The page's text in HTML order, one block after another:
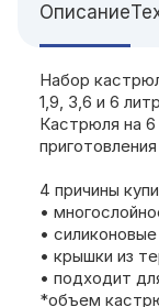
Описание
Набор
1,9, 3,6 и 6
Кастрюля на
4 причины
•
•
• крышки из
• подходит
*объем